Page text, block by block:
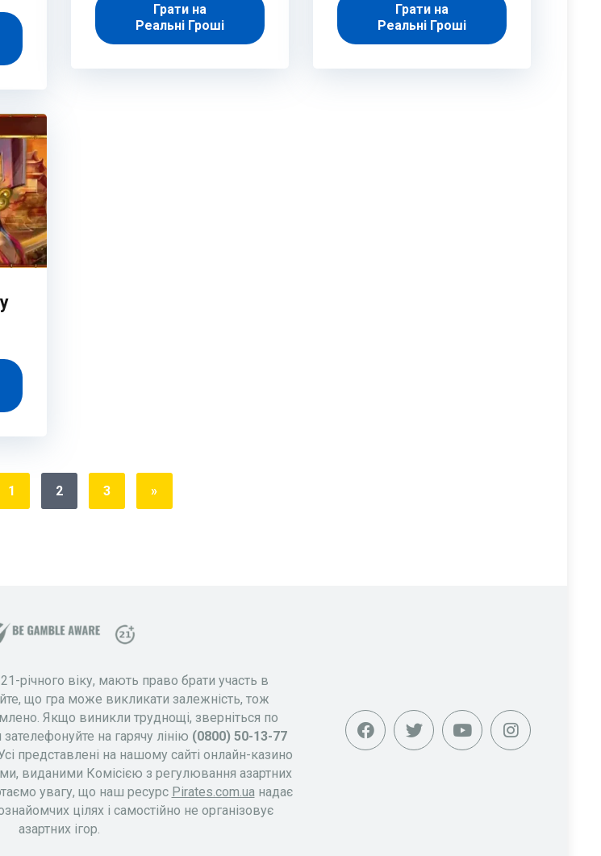
Грати на
Реальні Гроші
Грати на
Реальні Гроші
1 2 3 »
річного віку, мають право брати участь в
що гра може викликати залежність, тож
Якщо виникли труднощі, зверніться по
на гарячу лінію (0800) 50-13-77
представлені на нашому сайті онлайн-казино
виданими Комісією з регулювання азартних
увагу, що наш ресурс Pirates.com.ua надає
цілях і самостійно не організовує
азартних ігор.